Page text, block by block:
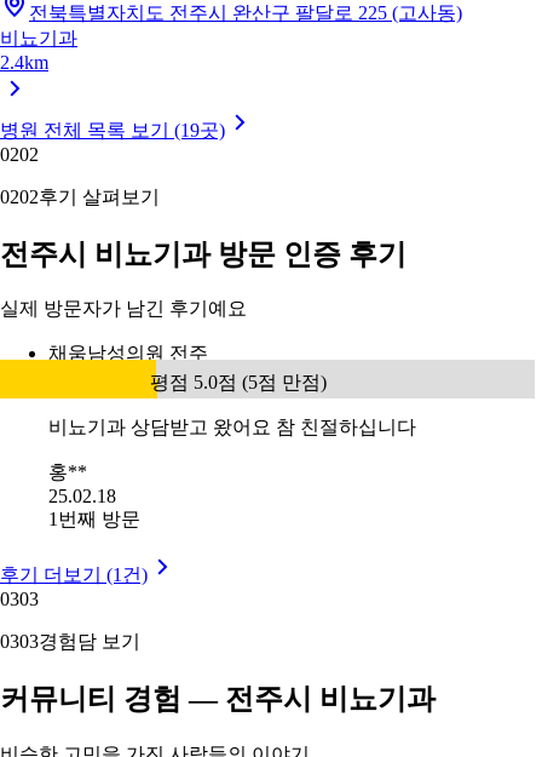
전북특별자치도 전주시 완산구 팔달로 225 (고사동)
비뇨기과
2.4km
병원 전체 목록 보기 (19곳)
0202
0202후기 살펴보기
전주시 비뇨기과 방문 인증 후기
실제 방문자가 남긴 후기예요
채움남성의원 전주
평점 5.0점 (5점 만점)
비뇨기과 상담받고 왔어요 참 친절하십니다
홍**
25.02.18
1번째 방문
후기 더보기 (1건)
0303
0303경험담 보기
커뮤니티 경험 — 전주시 비뇨기과